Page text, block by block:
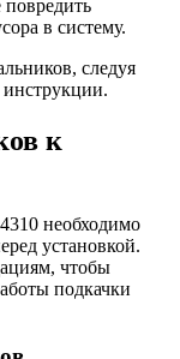
в систему.
следуя
к
необходимо
установкой.
чтобы
подкачки